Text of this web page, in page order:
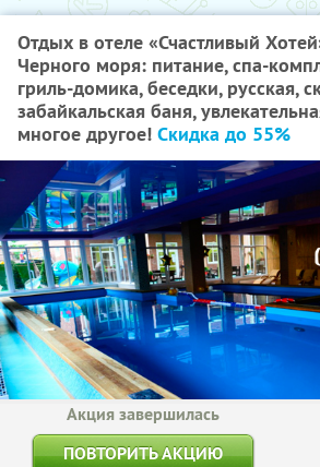
Отдых в отеле «Счастливый
Черного моря: питание, спа-
гриль-домика, беседки, русская,
забайкальская баня,
многое другое! Скидка до 55%
Акция завершилась
ПОВТОРИТЬ АКЦИЮ